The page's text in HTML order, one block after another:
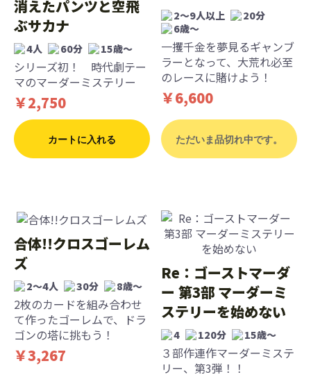
消えたパンツと空飛
ぶサカナ
4人 60分 15歳〜
シリーズ初！ 時代劇テー
マのマーダーミステリー
￥2,750
カートに入れる
2〜9人以上
20分
6歳〜
一攫千金を夢見るギャンブ
ラーとなって、大荒れ必至
のレースに賭けよう！
￥6,600
ただいま品切れ中です。
合体!!クロスゴーレム
ズ
2〜4人 30分 8歳〜
2枚のカードを組み合わせ
て作ったゴーレムで、ドラ
ゴンの塔に挑もう！
￥3,267
Re：ゴーストマーダ
ー 第3部 マーダーミ
ステリーを始めない
4 120分 15歳〜
３部作連作マーダーミステ
リー、第3弾！！